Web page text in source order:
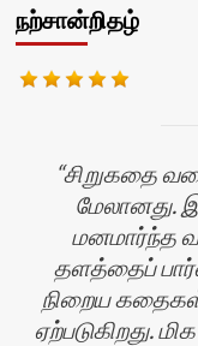
நற்சான்றிதழ்
சிறுகதை
மேலானது.
மனமார்ந்த
தளத்தைப்
நிறைய
ஏற்படுகிறது.